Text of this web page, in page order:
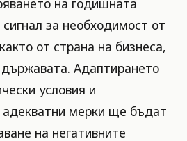
на годишната
за необходимост от
от страна на бизнеса,
Адаптирането
условия и
мерки ще бъдат
на негативните